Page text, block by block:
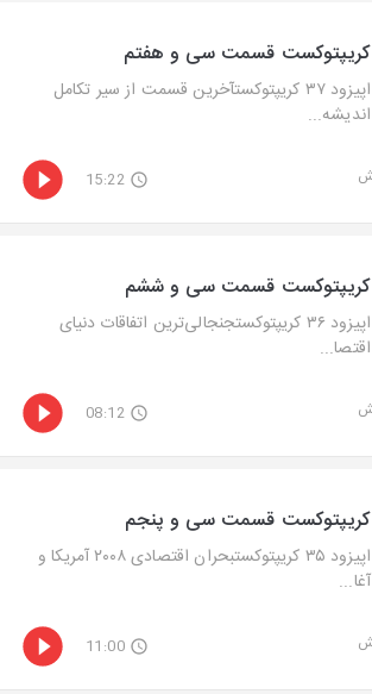
کریپتوکست قسمت سی و هفتم
اپیزود ۳۷ کریپتوکستآخرین قسمت از سیر تکامل
اندیشه‌...
15:22
کریپتوکست قسمت سی و ششم
اپیزود ۳۶ کریپتوکستجنجالی‌ترین اتفاقات دنیای
اقتصا...
08:12
کریپتوکست قسمت سی و پنجم
اپیزود ۳۵ کریپتوکستبحران اقتصادی ۲۰۰۸ آمریکا و
آغا...
11:00